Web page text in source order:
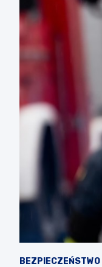
BEZPIECZEŃSTWO